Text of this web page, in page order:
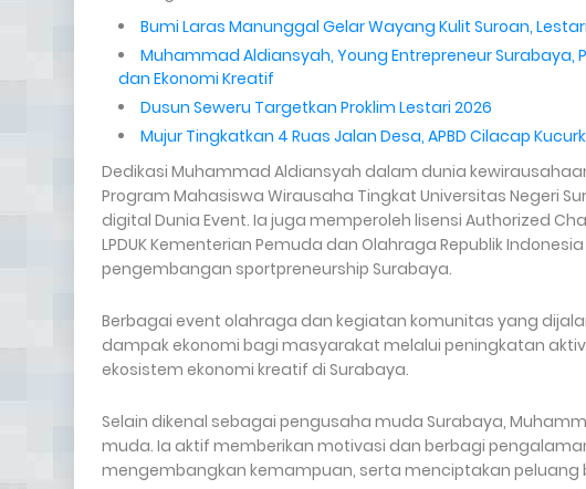
Bumi Laras Manunggal Gelar Wayang Kulit Suroan,
Muhammad Aldiansyah, Young Entrepreneur
dan Ekonomi Kreatif
Dusun Seweru Targetkan Proklim Lestari 2026
Mujur Tingkatkan 4 Ruas Jalan Desa, APBD Cilacap
Dedikasi Muhammad Aldiansyah dalam dunia
Program Mahasiswa Wirausaha Tingkat Universitas Negeri
digital Dunia Event. Ia juga memperoleh lisensi Authorized
LPDUK Kementerian Pemuda dan Olahraga Republik
pengembangan sportpreneurship Surabaya.
Berbagai event olahraga dan kegiatan komunitas yang
dampak ekonomi bagi masyarakat melalui peningkatan
ekosistem ekonomi kreatif di Surabaya.
Selain dikenal sebagai pengusaha muda Surabaya,
muda. Ia aktif memberikan motivasi dan berbagi
mengembangkan kemampuan, serta menciptakan peluang